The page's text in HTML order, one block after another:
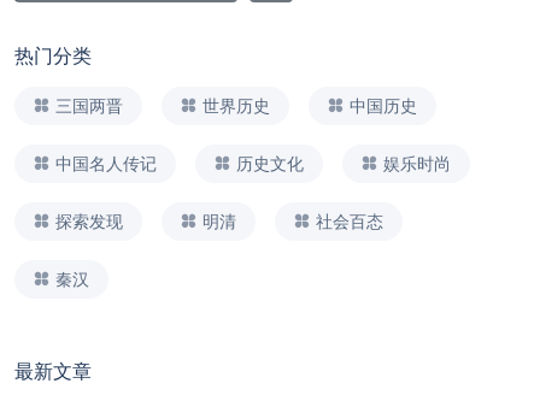
热门分类
三国两晋 世界历史 中国历史
中国名人传记 历史文化 娱乐时尚
探索发现 明清 社会百态
秦汉
最新文章